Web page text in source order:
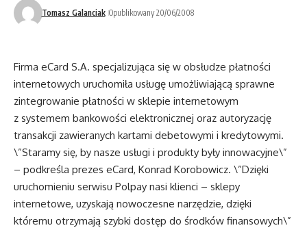
Tomasz Galanciak Opublikowany 20/06/2008
Firma eCard S.A. specjalizująca się w obsłudze płatności
internetowych uruchomiła usługę umożliwiającą sprawne
zintegrowanie płatności w sklepie internetowym
z systemem bankowości elektronicznej oraz autoryzację
transakcji zawieranych kartami debetowymi i kredytowymi.
\”Staramy się, by nasze usługi i produkty były innowacyjne\”
– podkreśla prezes eCard, Konrad Korobowicz. \”Dzięki
uruchomieniu serwisu Polpay nasi klienci – sklepy
internetowe, uzyskają nowoczesne narzędzie, dzięki
któremu otrzymają szybki dostęp do środków finansowych\”